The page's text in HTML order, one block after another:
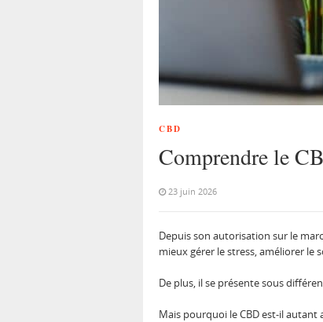
CBD
Comprendre le
23 juin 2026
Depuis son autorisation sur le
mieux gérer le stress, améliorer
De plus, il se présente sous
Mais pourquoi le CBD est-il autant